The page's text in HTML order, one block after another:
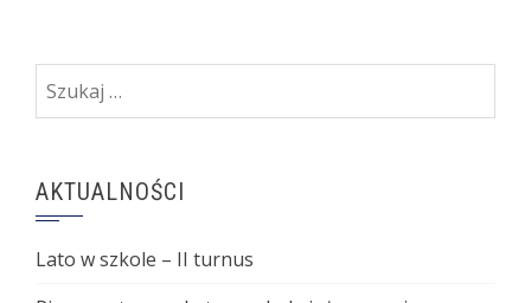
Szukaj:
AKTUALNOŚCI
Lato w szkole – II turnus